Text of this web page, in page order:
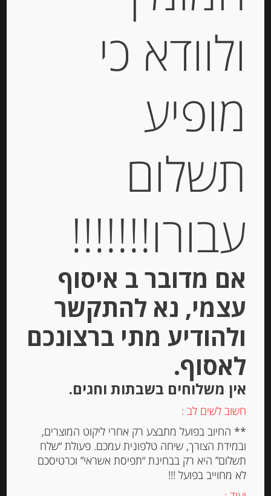
“Gavottes”
24.00
מחיר ל 100 גרם: 40.00 ש"ח
גריסיני איטלקי 300 גרם CASA
VECCHIO MULINO עם ניחוח כמהין
-
₪34.00
מחיר ל 100 גרם: 12.67 ש"ח
ולוודא כי
מופיע
תשלום
עבורו!!!!!!!
אם מדובר ב איסוף
עצמי, נא להתקשר
ולהודיע מתי ברצונכם
לאסוף.
אין משלוחים בשבתות וחגים.
חשוב לשים לב :
** החיוב בפועל מתבצע רק אחרי ליקוט המוצרים,
ובמידת הצורך, שיחה טלפונית עמכם. פעולת “שלח
תשלום” היא רק בבחינת “תפיסת אשראי” וכרטיסכם
לא מחוייב בפועל !!!